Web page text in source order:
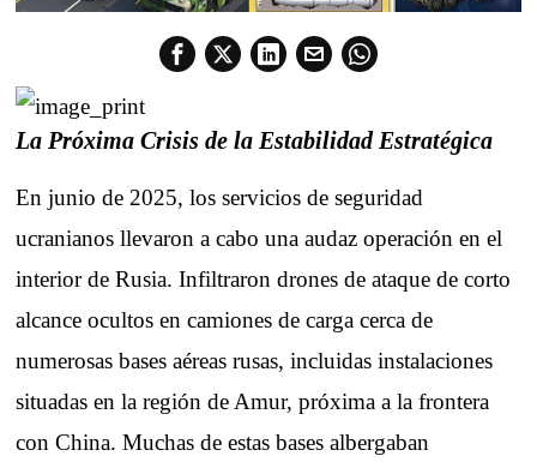
La Próxima Crisis de la Estabilidad Estratégica
En junio de 2025, los servicios de seguridad
ucranianos llevaron a cabo una audaz operación en el
interior de Rusia. Infiltraron drones de ataque de corto
alcance ocultos en camiones de carga cerca de
numerosas bases aéreas rusas, incluidas instalaciones
situadas en la región de Amur, próxima a la frontera
con China. Muchas de estas bases albergaban